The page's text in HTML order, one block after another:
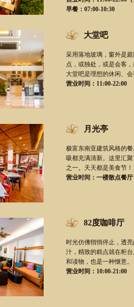
早餐：07:00-10:30
大堂吧
采用落地玻璃，窗外是
点，或独处，或是会客
大堂吧是理想的休闲、
营业时间：11:00-22:00
月光亭
极富东南亚建筑风格的
吸都充满清新。这里汇
之一。天天都是美食节！
营业时间：一楼散点餐
82度咖啡厅
时光仿佛悄悄停止，透
汁，精致的糕点就在柜
和读物，也是一种惬意。
营业时间：10:00-21:00